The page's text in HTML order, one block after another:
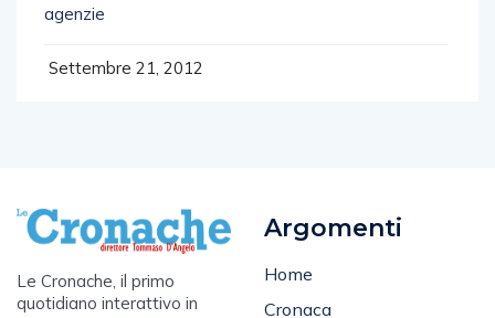
agenzie
Settembre 21, 2012
Le Cronache, il primo
quotidiano interattivo in
Argomenti
Home
Cronaca